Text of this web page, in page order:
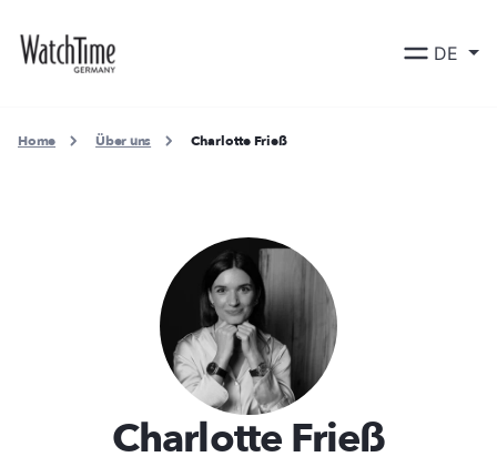
DE
Home Über uns Charlotte Frieß
Charlotte Frieß